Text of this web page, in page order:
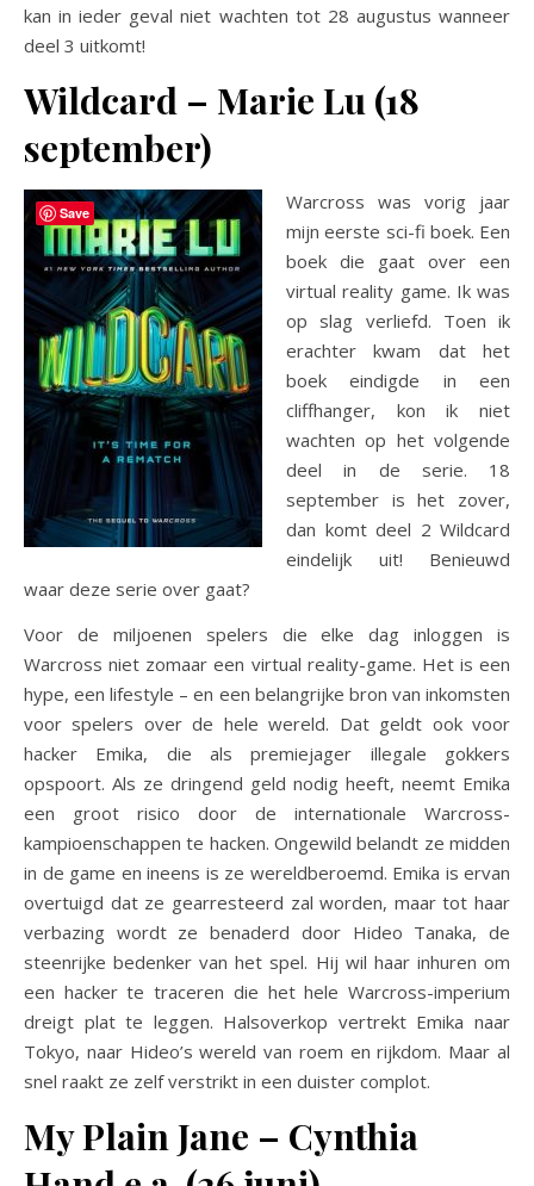
kan in ieder geval niet wachten tot 28 augustus wanneer
deel 3 uitkomt!
Wildcard – Marie Lu (18
september)
Warcross was vorig jaar
mijn eerste sci-fi boek. Een
boek die gaat over een
virtual reality game. Ik was
op slag verliefd. Toen ik
erachter kwam dat het
boek eindigde in een
cliffhanger, kon ik niet
wachten op het volgende
deel in de serie. 18
september is het zover,
dan komt deel 2 Wildcard
eindelijk uit! Benieuwd
waar deze serie over gaat?
Voor de miljoenen spelers die elke dag inloggen is
Warcross niet zomaar een virtual reality-game. Het is een
hype, een lifestyle – en een belangrijke bron van inkomsten
voor spelers over de hele wereld. Dat geldt ook voor
hacker Emika, die als premiejager illegale gokkers
opspoort. Als ze dringend geld nodig heeft, neemt Emika
een groot risico door de internationale Warcross-
kampioenschappen te hacken. Ongewild belandt ze midden
in de game en ineens is ze wereldberoemd. Emika is ervan
overtuigd dat ze gearresteerd zal worden, maar tot haar
verbazing wordt ze benaderd door Hideo Tanaka, de
steenrijke bedenker van het spel. Hij wil haar inhuren om
een hacker te traceren die het hele Warcross-imperium
dreigt plat te leggen. Halsoverkop vertrekt Emika naar
Tokyo, naar Hideo’s wereld van roem en rijkdom. Maar al
snel raakt ze zelf verstrikt in een duister complot.
My Plain Jane – Cynthia
Save